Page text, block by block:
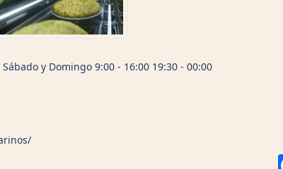
y Domingo 9:00 - 16:00 19:30 - 00:00